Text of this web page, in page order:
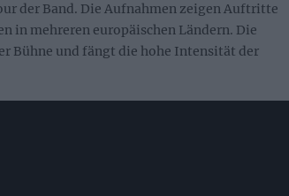
der Band. Die Aufnahmen zeigen Auftritte
in mehreren europäischen Ländern. Die
Bühne und fängt die hohe Intensität der